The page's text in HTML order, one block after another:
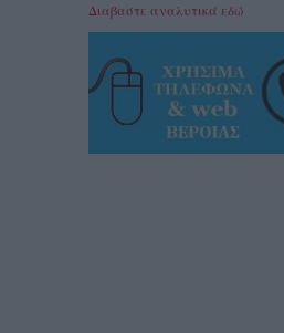
Διαβαστε αναλυτικά εδώ